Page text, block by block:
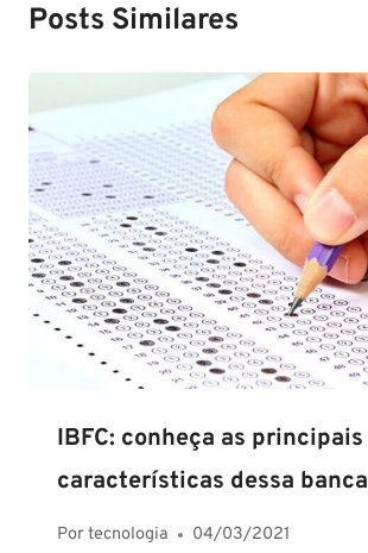
Posts Similares
IBFC: conheça as principais
características dessa banca
Portecnologia 04/03/2021